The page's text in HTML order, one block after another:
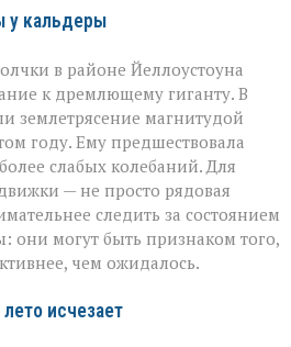
у кальдеры
в районе Йеллоустоуна
к дремлющему гиганту. В
землетрясение магнитудой
году. Ему предшествовала
слабых колебаний. Для
— не просто рядовая
следить за состоянием
они могут быть признаком того,
чем ожидалось.
исчезает